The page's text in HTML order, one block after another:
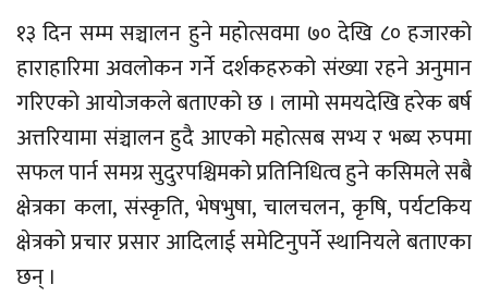
१३ दिन सम्म सञ्चालन हुने महोत्सवमा ७० देखि ८० हजारको
हाराहारिमा अवलोकन गर्ने दर्शकहरुको संख्या रहने अनुमान
गरिएको आयोजकले बताएको छ । लामो समयदेखि हरेक बर्ष
अत्तरियामा संञ्चालन हुदै आएको महोत्सब सभ्य र भब्य रुपमा
सफल पार्न समग्र सुदुरपश्चिमको प्रतिनिधित्व हुने कसिमले सबै
क्षेत्रका कला, संस्कृति, भेषभुषा, चालचलन, कृषि, पर्यटकिय
क्षेत्रको प्रचार प्रसार आदिलाई समेटिनुपर्ने स्थानियले बताएका
छन् ।